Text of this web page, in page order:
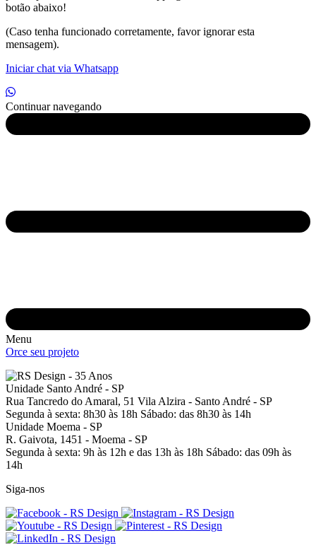
botão abaixo!
(Caso tenha funcionado corretamente, favor ignorar esta
mensagem).
Iniciar chat via Whatsapp
Continuar navegando
Menu
Orce seu projeto
Unidade Santo André - SP
Rua Tancredo do Amaral, 51 Vila Alzira - Santo André - SP
Segunda à sexta: 8h30 às 18h Sábado: das 8h30 às 14h
Unidade Moema - SP
R. Gaivota, 1451 - Moema - SP
Segunda à sexta: 9h às 12h e das 13h às 18h Sábado: das 09h às
14h
Siga-nos